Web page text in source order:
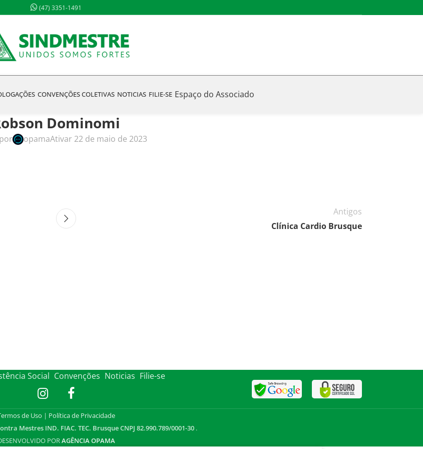
(47) 3351-1491
CONVENÇÕES COLETIVAS NOTICIAS FILIE-SE Espaço do Associado
Dominomi
opamaAtivar 22 de maio de 2023
Antigos
Clínica Cardio Brusque
Social Convenções Noticias Filie-se
de Uso | Política de Privacidade
Mestres IND. FIAC. TEC. Brusque CNPJ 82.990.789/0001-30 .
PORAGÊNCIA OPAMA